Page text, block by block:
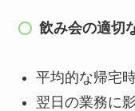
飲み会の適切
平均的な帰宅
翌日の業務に